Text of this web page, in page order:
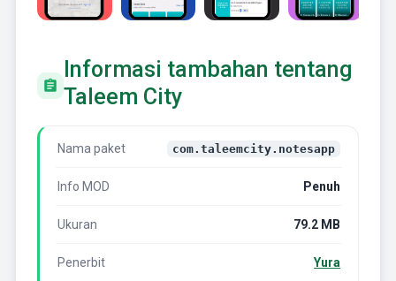
Informasi tambahan tentang
Taleem City
Nama paket com.taleemcity.notesapp
Info MOD Penuh
Ukuran 79.2 MB
Penerbit Yura